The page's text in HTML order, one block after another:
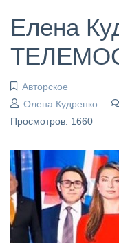
Елена
Авторское
Олена Кудренко
Просмотров: 1660